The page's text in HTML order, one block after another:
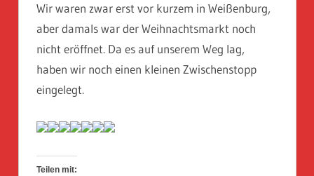
Geheimrat
auf
Reisen
Wir waren zwar erst vor kurzem in Weißenburg,
aber damals war der Weihnachtsmarkt noch
nicht eröffnet. Da es auf unserem Weg lag,
haben wir noch einen kleinen Zwischenstopp
eingelegt.
Teilen mit: